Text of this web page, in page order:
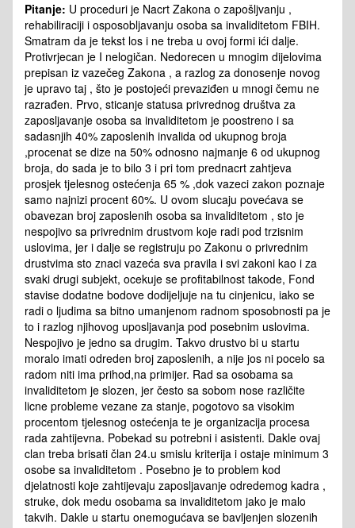
Pitanje: U proceduri je Nacrt Zakona o zapošljvanju ,
rehabiliraciji i osposobljavanju osoba sa invaliditetom FBIH.
Smatram da je tekst los i ne treba u ovoj formi ići dalje.
Protivrjecan je I nelogičan. Nedorecen u mnogim dijelovima
prepisan iz vazečeg Zakona , a razlog za donosenje novog
je upravo taj , što je postojeći prevaziđen u mnogi čemu ne
razrađen. Prvo, sticanje statusa privrednog društva za
zaposljavanje osoba sa invaliditetom je poostreno i sa
sadasnjih 40% zaposlenih invalida od ukupnog broja
,procenat se dize na 50% odnosno najmanje 6 od ukupnog
broja, do sada je to bilo 3 i pri tom prednacrt zahtjeva
prosjek tjelesnog ostećenja 65 % ,dok vazeci zakon poznaje
samo najnizi procent 60%. U ovom slucaju povećava se
obavezan broj zaposlenih osoba sa invaliditetom , sto je
nespojivo sa privrednim drustvom koje radi pod trzisnim
uslovima, jer i dalje se registruju po Zakonu o privrednim
drustvima sto znaci vazeća sva pravila i svi zakoni kao i za
svaki drugi subjekt, ocekuje se profitabilnost takode, Fond
stavise dodatne bodove dodijeljuje na tu cinjenicu, iako se
radi o ljudima sa bitno umanjenom radnom sposobnosti pa je
to i razlog njihovog uposljavanja pod posebnim uslovima.
Nespojivo je jedno sa drugim. Takvo drustvo bi u startu
moralo imati odreden broj zaposlenih, a nije jos ni pocelo sa
radom niti ima prihod,na primijer. Rad sa osobama sa
invaliditetom je slozen, jer često sa sobom nose različite
licne probleme vezane za stanje, pogotovo sa visokim
procentom tjelesnog ostećenja te je organizacija procesa
rada zahtijevna. Pobekad su potrebni i asistenti. Dakle ovaj
clan treba brisati član 24.u smislu kriterija i ostaje minimum 3
osobe sa invaliditetom . Posebno je to problem kod
djelatnosti koje zahtijevaju zaposljavanje odredemog kadra ,
struke, dok medu osobama sa invaliditetom jako je malo
takvih. Dakle u startu onemogućava se bavljenjen slozenih